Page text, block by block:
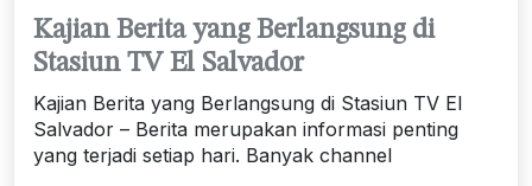
Kajian Berita yang Berlangsung di
Stasiun TV El Salvador
Kajian Berita yang Berlangsung di Stasiun TV El
Salvador – Berita merupakan informasi penting
yang terjadi setiap hari. Banyak channel